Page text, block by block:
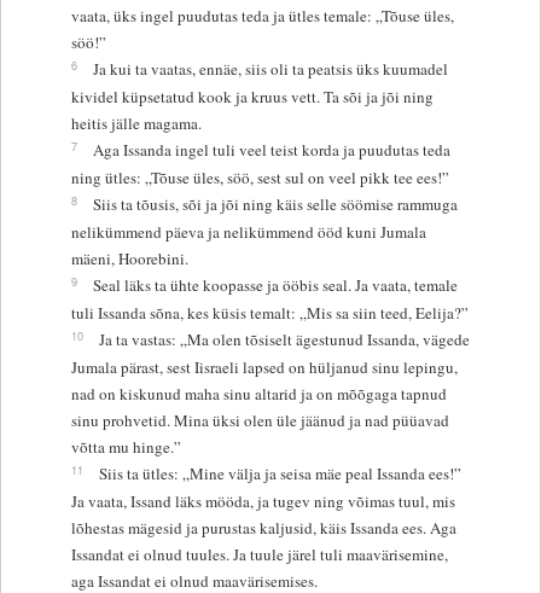
vaata, üks ingel puudutas teda ja ütles temale: „Tõuse üles,
söö!”
6
Ja kui ta vaatas, ennäe, siis oli ta peatsis üks kuumadel
kividel küpsetatud kook ja kruus vett. Ta sõi ja jõi ning
heitis jälle magama.
7
Aga Issanda ingel tuli veel teist korda ja puudutas teda
ning ütles: „Tõuse üles, söö, sest sul on veel pikk tee ees!”
8
Siis ta tõusis, sõi ja jõi ning käis selle söömise rammuga
nelikümmend päeva ja nelikümmend ööd kuni Jumala
mäeni, Hoorebini.
9
Seal läks ta ühte koopasse ja ööbis seal. Ja vaata, temale
tuli Issanda sõna, kes küsis temalt: „Mis sa siin teed, Eelija?”
10
Ja ta vastas: „Ma olen tõsiselt ägestunud Issanda, vägede
Jumala pärast, sest Iisraeli lapsed on hüljanud sinu lepingu,
nad on kiskunud maha sinu altarid ja on mõõgaga tapnud
sinu prohvetid. Mina üksi olen üle jäänud ja nad püüavad
võtta mu hinge.”
11
Siis ta ütles: „Mine välja ja seisa mäe peal Issanda ees!”
Ja vaata, Issand läks mööda, ja tugev ning võimas tuul, mis
lõhestas mägesid ja purustas kaljusid, käis Issanda ees. Aga
Issandat ei olnud tuules. Ja tuule järel tuli maavärisemine,
aga Issandat ei olnud maavärisemises.